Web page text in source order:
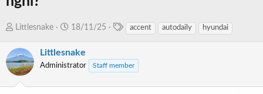
T
r
e
a
Littlesnake
N
à
y
18/11/25
s
accent autodaily hyundai
Littlesnake
Administrator Staff member